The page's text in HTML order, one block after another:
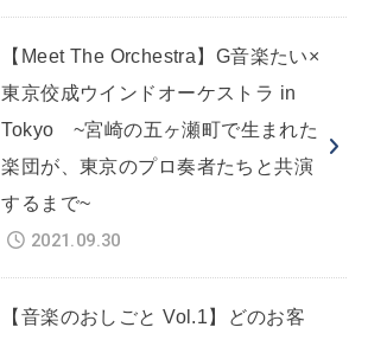
【Meet The Orchestra】G音楽たい×
東京佼成ウインドオーケストラ in
Tokyo ~宮崎の五ヶ瀬町で生まれた
楽団が、東京のプロ奏者たちと共演
するまで~
2021.09.30
【音楽のおしごと Vol.1】どのお客